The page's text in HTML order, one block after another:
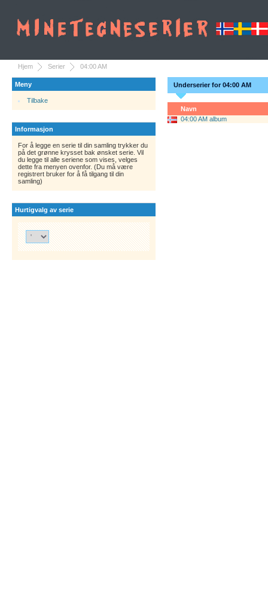
Hjem Serier 04:00 AM
Meny
Tilbake
Informasjon
For å legge en serie til din samling trykker du
på det grønne krysset bak ønsket serie. Vil
du legge til alle seriene som vises, velges
dette fra menyen ovenfor. (Du må være
registrert bruker for å få tilgang til din
samling)
Hurtigvalg av serie
Underserier for 04:00 AM
Navn
04:00 AM album